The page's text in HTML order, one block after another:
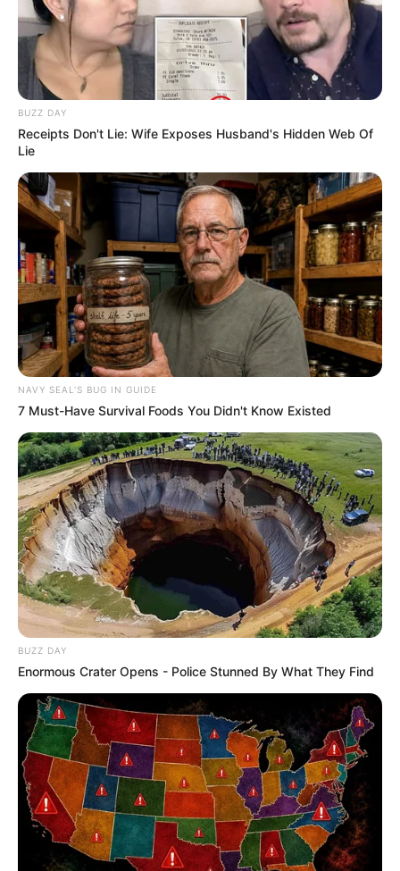
BUZZ DAY
Receipts Don't Lie: Wife Exposes Husband's Hidden Web Of
Lie
NAVY SEAL'S BUG IN GUIDE
7 Must-Have Survival Foods You Didn't Know Existed
BUZZ DAY
Enormous Crater Opens - Police Stunned By What They Find